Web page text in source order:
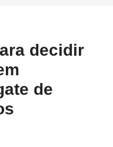
decidir
de